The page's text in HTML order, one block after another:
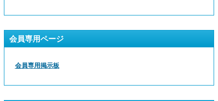
会員専用ページ
会員専用掲示板